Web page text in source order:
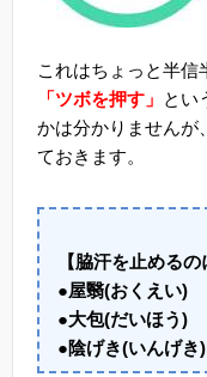
これはちょっと半信
「ツボを押す」 とい
かは分かりませんが
ておきます。
【脇汗を止める
●屋翳(おくえい)
●大包(だいほう)
●陰げき(いんげき)